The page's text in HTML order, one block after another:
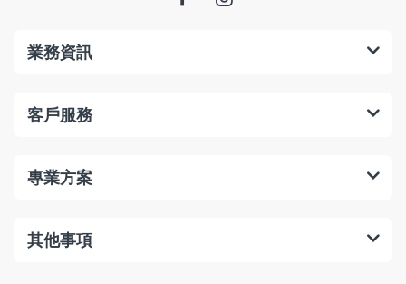
業務資訊
客戶服務
專業方案
其他事項